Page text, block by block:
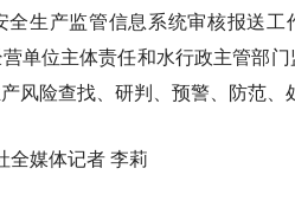
生产监管信息系统审核报送工
单位主体责任和水行政主管部
风险查找、研判、预警、防范、
全媒体记者 李莉